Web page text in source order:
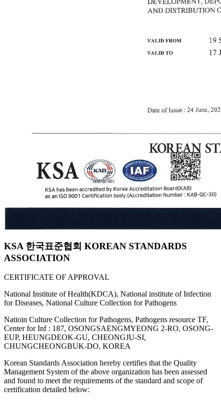
KSA 한국표준협회 KOREAN STANDARDS
ASSOCIATION
CERTIFICATE OF APPROVAL
National Institute of Health(KDCA), National institute of Infection
for Diseases, National Culture Collection for Pathogens
Natioin Culture Collection for Pathogens, Pathogens resource TF,
Center for Inf : 187, OSONGSAENGMYEONG 2-RO, OSONG-
EUP, HEUNGDEOK-GU, CHEONGJU-SI,
CHUNGCHEONGBUK-DO, KOREA
Korean Standards Association hereby certifies that the Quality
Management System of the above organization has been assessed
and found to meet the requirements of the standard and scope of
certification detailed below: